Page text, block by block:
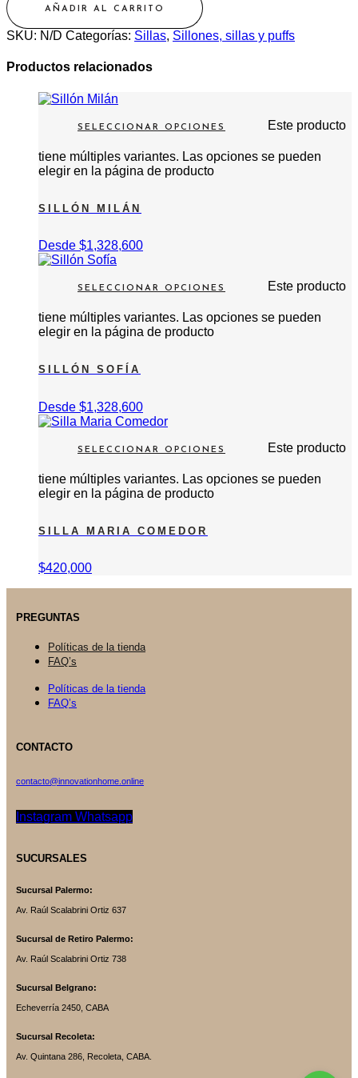
AÑADIR AL CARRITO
SKU: N/D Categorías: Sillas, Sillones, sillas y puffs
Productos relacionados
SELECCIONAR OPCIONES Este producto
tiene múltiples variantes. Las opciones se pueden
elegir en la página de producto
SILLÓN MILÁN
Desde $1,328,600
SELECCIONAR OPCIONES Este producto
tiene múltiples variantes. Las opciones se pueden
elegir en la página de producto
SILLÓN SOFÍA
Desde $1,328,600
SELECCIONAR OPCIONES Este producto
tiene múltiples variantes. Las opciones se pueden
elegir en la página de producto
SILLA MARIA COMEDOR
$420,000
PREGUNTAS
Políticas de la tienda
FAQ’s
Políticas de la tienda
FAQ’s
CONTACTO
contacto@innovationhome.online
Instagram Whatsapp
SUCURSALES
Sucursal Palermo:
Av. Raúl Scalabrini Ortiz 637
Sucursal de Retiro Palermo:
Av. Raúl Scalabrini Ortiz 738
Sucursal Belgrano:
Echeverría 2450, CABA
Sucursal Recoleta:
Av. Quintana 286, Recoleta, CABA.